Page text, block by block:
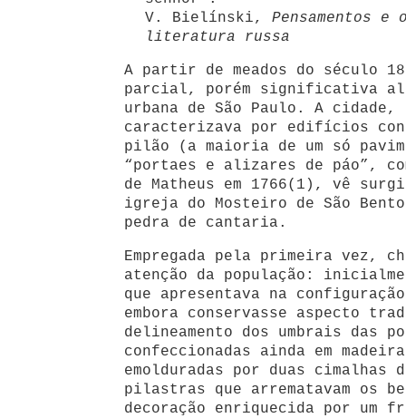
V. Bielínski, Pensamentos e
literatura russa
A partir de meados do século
parcial, porém significativa
urbana de São Paulo. A cidade,
caracterizava por edifícios
pilão (a maioria de um só
“portaes e alizares de páo”,
de Matheus em 1766(1), vê
igreja do Mosteiro de São
pedra de cantaria.
Empregada pela primeira vez,
atenção da população:
que apresentava na
embora conservasse aspecto
delineamento dos umbrais das
confeccionadas ainda em
emolduradas por duas cimalhas
pilastras que arrematavam os
decoração enriquecida por um